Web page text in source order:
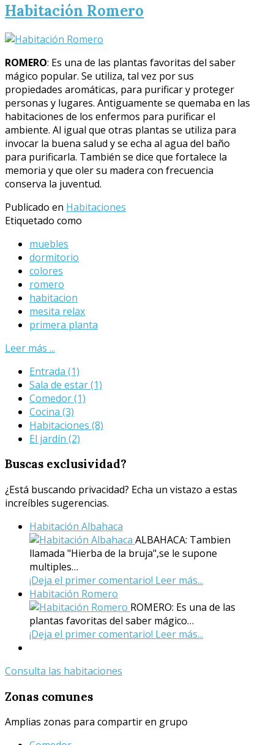
Habitación Romero
ROMERO: Es una de las plantas favoritas del saber
mágico popular. Se utiliza, tal vez por sus
propiedades aromáticas, para purificar y proteger
personas y lugares. Antiguamente se quemaba en las
habitaciones de los enfermos para purificar el
ambiente. Al igual que otras plantas se utiliza para
invocar la buena salud y se echa al agua del baño
para purificarla. También se dice que fortalece la
memoria y que oler su madera con frecuencia
conserva la juventud.
Publicado en Habitaciones
Etiquetado como
muebles
dormitorio
colores
romero
habitacion
mesita relax
primera planta
Leer más ...
Entrada (1)
Sala de estar(1)
Comedor(1)
Cocina (3)
Habitaciones (8)
El jardín (2)
Buscas exclusividad?
¿Está buscando privacidad? Echa un vistazo a estas
increíbles sugerencias.
Habitación Albahaca
ALBAHACA: Tambien
llamada "Hierba de la bruja",se le supone
multiples…
¡Deja el primer comentario! Leer más...
Habitación Romero
ROMERO: Es una de las
plantas favoritas del saber mágico…
¡Deja el primer comentario! Leer más...
Consulta las habitaciones
Zonas comunes
Amplias zonas para compartir en grupo